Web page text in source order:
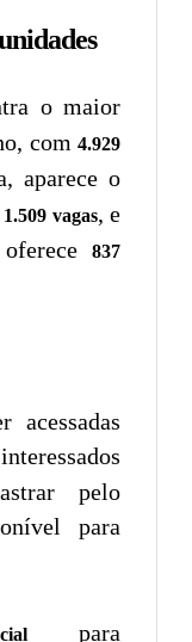
o maior
com 4.929
aparece o
1.509 vagas, e
837
acessadas
pelo
para
para